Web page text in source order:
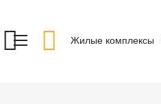
Жилые комплексы